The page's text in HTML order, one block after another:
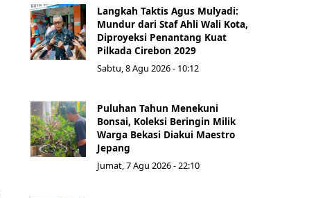
Langkah Taktis Agus Mulyadi:
Mundur dari Staf Ahli Wali Kota,
Diproyeksi Penantang Kuat
Pilkada Cirebon 2029
Sabtu, 8 Agu 2026 - 10:12
Puluhan Tahun Menekuni
Bonsai, Koleksi Beringin Milik
Warga Bekasi Diakui Maestro
Jepang
Jumat, 7 Agu 2026 - 22:10